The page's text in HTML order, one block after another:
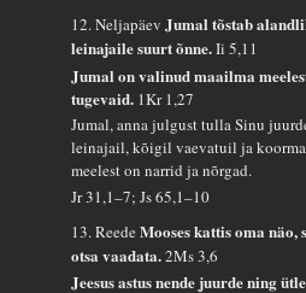
12. NeljapäevJumal tõstab
leinajaile suurt õnne.Ii 5,11
Jumal on valinud maailma
tugevaid. 1Kr 1,27
Jumal, anna julgust tulla Sinu
leinajail, kõigil vaevatuil ja
meelest on narrid ja nõrgad.
Jr 31,1–7; Js 65,1–10
13. ReedeMooses kattis oma
otsa vaadata.2Ms 3,6
Jeesus astus nende juurde ning